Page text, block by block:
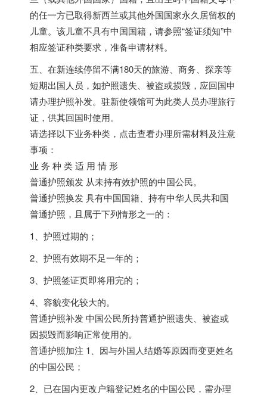
的任一方已取得新西兰或其他外国国家永久居留权的
儿童。该儿童不具有中国国籍，请参照“签证须知”中
相应签证种类要求，准备申请材料。
五、在新连续停留不满180天的旅游、商务、探亲等
短期出国人员，如护照遗失、被盗或损毁，应回国申
请办理护照补发。驻新使领馆可为此类人员办理旅行
证，供其回国时使用。
请选择以下业务种类，点击查看办理所需材料及注意
事项：
业 务 种 类 适 用 情 形
普通护照颁发 从未持有效护照的中国公民。
普通护照换发 具有中国国籍、持有中华人民共和国
普通护照，且属于下列情形之一的：
1、护照过期的；
2、护照有效期不足一年的；
3、护照签证页即将用完的；
4、容貌变化较大的。
普通护照补发 中国公民所持普通护照遗失、被盗或
因损毁而影响正常使用的。
普通护照加注 1、因与外国人结婚等原因而变更姓名
的中国公民；
2、已在国内更改户籍登记姓名的中国公民，需办理